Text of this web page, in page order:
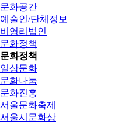
문화공간
예술인/단체정보
비영리법인
문화정책
문화정책
일상문화
문화나눔
문화진흥
서울문화축제
서울시문화상